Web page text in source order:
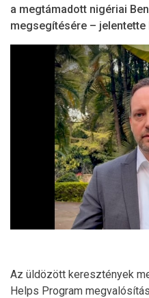
a megtámadott nigériai
megsegítésére –
Az üldözött keresztények
Helps Program